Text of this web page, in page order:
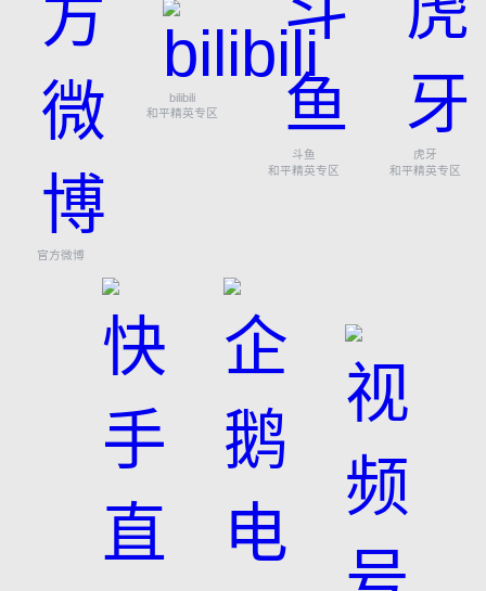
官方微博
bilibili
和平精英专区
斗鱼
和平精英专区
虎牙
和平精英专区